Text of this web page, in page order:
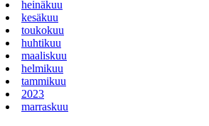
heinäkuu
kesäkuu
toukokuu
huhtikuu
maaliskuu
helmikuu
tammikuu
2023
marraskuu